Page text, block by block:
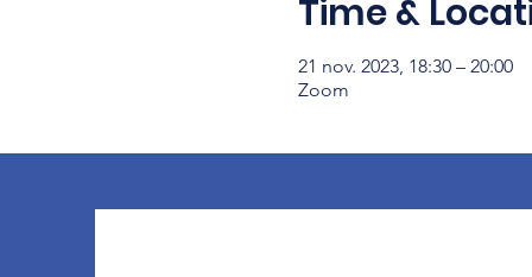
Time &
21 nov. 2023, 18:30 – 20:00
Zoom